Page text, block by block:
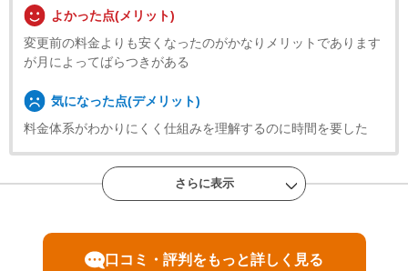
のお支払いが確認できない場合。
・ご利用の住所から転居された場合。
合。
・エバーグリーン・リテイリングの特典を受け取っている場合。
※エネチェンジのオンラインサービス経由以外から受け取っている場合も含む
※お申込み内容に不足・不備等があり、特典実施期間内に不備等が解消されない
場合は、本特典は適用されません。
※本提供条件書記載事項以外の部分については、エバーグリーン・リテイリング
株式会社の「電気需給約款」の規定を適用いたします。
※同時期にエバーグリーン・リテイリングが実施するキャンペーン・特典との重
複適用はいたしません。
場合は、ご登録の連絡先番号を変更させていただきます。エバーグリー
電話番号に変更されますのでご注意ください。
・070、080、090から始まる携帯電話番号のみお申込みいただけま
す。
・「エバーグリーン（電気料金お知らせ）」LINE公式アカウントはエ
社が提供、または新たに取得される情報の取り扱いについては
・エバーグリーン・リテイリング株式会社の個人情報保護方針は
https://www.egmkt.co.jp/privacy/よりご確認いただけます。
各種ご案内を差し上げます。このご案内を希望しない場合は、このアカ
ウントをブロックしていただくと配信が停止されます。なお、ブロック
をすると電気料金のお知らせの通知メッセージのほか、エバーグリー
よかった点(メリット)
変更前の料金よりも安くなったのがかなりメリットであります
が月によってばらつきがある
気になった点(デメリット)
料金体系がわかりにくく仕組みを理解するのに時間を要した
広島県 20代 男性
さらに表示
口コミ・評判をもっと詳しく見る